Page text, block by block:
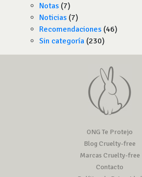
Notas (7)
Noticias (7)
Recomendaciones (46)
Sin categoría (230)
ONG Te Protejo
Blog Cruelty-free
Marcas Cruelty-free
Contacto